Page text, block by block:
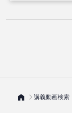
講義動画検索